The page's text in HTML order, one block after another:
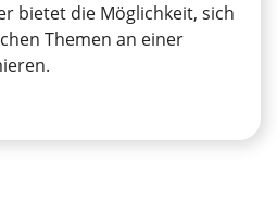
bietet die Möglichkeit, sich
Themen an einer